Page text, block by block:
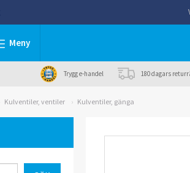
Meny
Trygg e-handel 180 dagars
Kulventiler, ventiler Kulventiler, gänga